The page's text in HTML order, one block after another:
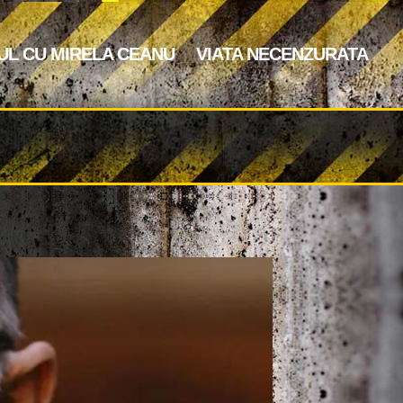
CU MIRELA CEANU VIATA NECENZURATA